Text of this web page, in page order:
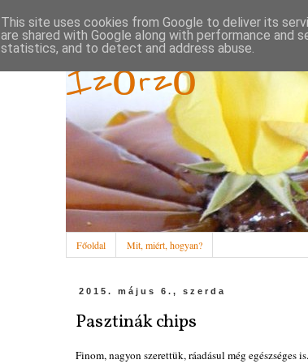
Ízőrző
Főoldal Mit, miért, hogyan?
2015. május 6., szerda
Pasztinák chips
Finom, nagyon szerettük, ráadásul még egészséges
This site uses cookies from Google to deliver its
are shared with Google along with performance and
statistics, and to detect and address abuse.